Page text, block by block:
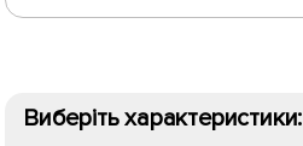
Виберіть характеристики: